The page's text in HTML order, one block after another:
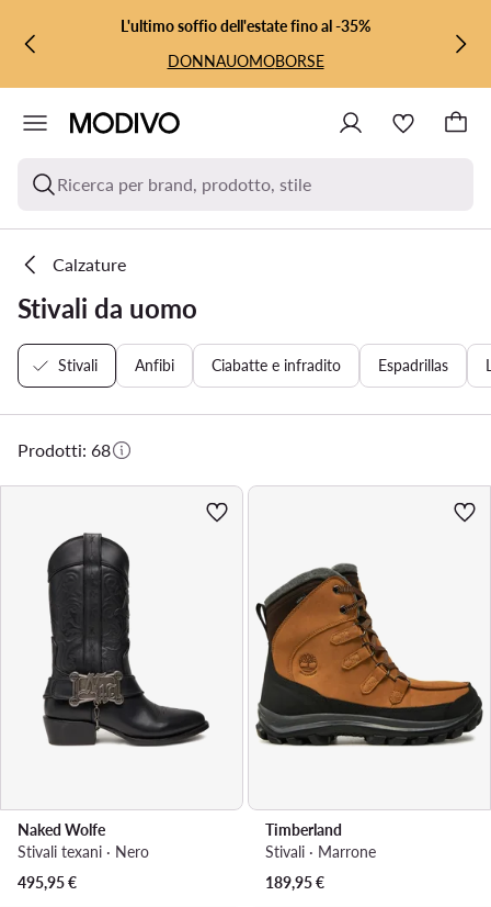
VAI AL CONTENUTO PRINCIPALE
VAI ALLA RICERCAL'ultimo soffio dell'estate fino al -35%
DONNAUOMOBORSE
Ricerca per brand, prodotto, stile
Calzature
Stivali da uomo
Stivali Anfibi Ciabatte e infradito Espadrillas
Prodotti: 68
Naked Wolfe
Stivali texani · Nero
495,95€
Timberland
Stivali · Marrone
189,95€